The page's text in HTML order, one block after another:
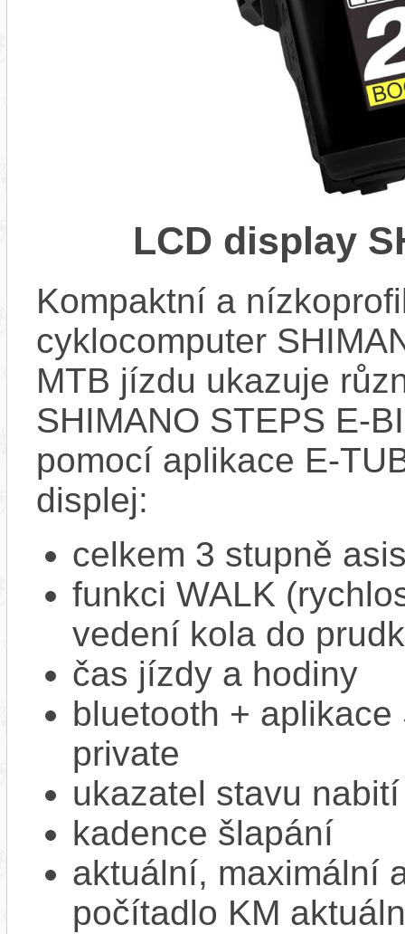
LCD display
Kompaktní a
cyklocomputer
MTB jízdu ukazuje
SHIMANO STEPS E-
pomocí aplikace E-
displej:
celkem 3 stupně
funkci WALK
vedení kola do
čas jízdy a hodiny
bluetooth + aplikace
private
ukazatel stavu
kadence šlapání
aktuální, maximální
počítadlo KM